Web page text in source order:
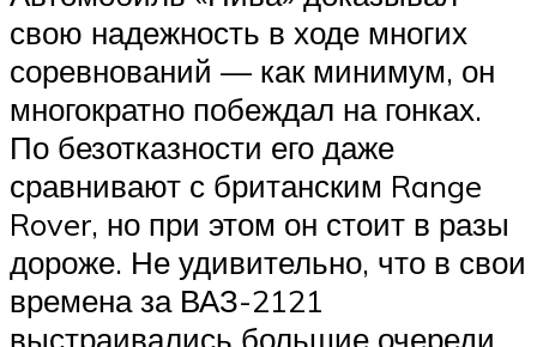
свою надежность в ходе многих
соревнований — как минимум, он
многократно побеждал на гонках.
По безотказности его даже
сравнивают с британским Range
Rover, но при этом он стоит в разы
дороже. Не удивительно, что в свои
времена за ВАЗ-2121
выстраивались большие очереди.